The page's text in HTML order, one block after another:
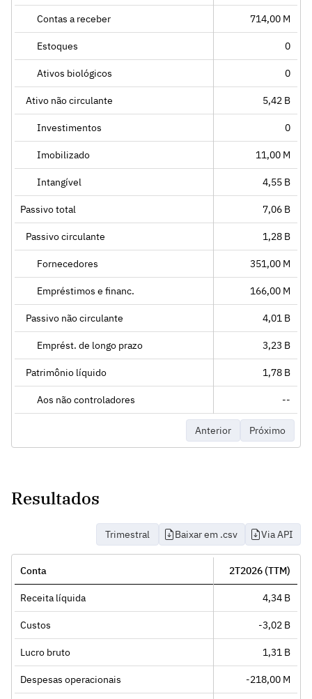
Contas a receber 714,00 M
Estoques 0
Ativos biológicos 0
Ativo não circulante 5,42 B
Investimentos 0
Imobilizado 11,00 M
Intangível 4,55 B
Passivo total 7,06 B
Passivo circulante 1,28 B
Fornecedores 351,00 M
Empréstimos e financ. 166,00 M
Passivo não circulante 4,01 B
Emprést. de longo prazo 3,23 B
Patrimônio líquido 1,78 B
Aos não controladores --
Anterior Próximo
Resultados
Trimestral Baixar em .csv Via API
Conta 2T2026 (TTM)
Receita líquida 4,34 B
Custos -3,02 B
Lucro bruto 1,31 B
Despesas operacionais -218,00 M